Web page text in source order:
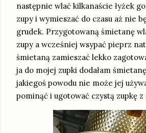
następnie wlać kilkanaście łyżek
zupy i wymieszać do czasu aż nie
grudek. Przygotowaną śmietanę
zupy a wcześniej wsypać pieprz
śmietaną zamieszać lekko
ja do mojej zupki dodałam
jakiegoś powodu nie może jej
pominąć i ugotować czystą zupkę z